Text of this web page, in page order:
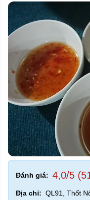
Đánh giá: 4,0/5
Địa chỉ: QL91, Thốt